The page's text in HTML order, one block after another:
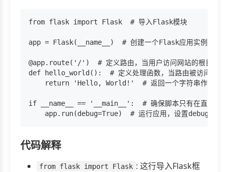
from flask import Flask  # 导入Flask模块
app = Flask(__name__)  # 创建一个Flask应用实例
@app.route('/')  # 定义路由，当用户访问网站的根目录时
def hello_world():  # 定义处理函数，当路由被访问时执
return 'Hello, World!'  # 返回一个字符串作为响
if __name__ == '__main__':  # 确保脚本只有在直接运行
代码解释
from flask import Flask : 这行导入Flask框